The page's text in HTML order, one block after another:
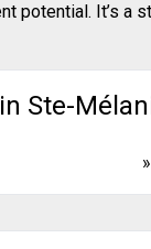
potential. It’s
Ste-
»